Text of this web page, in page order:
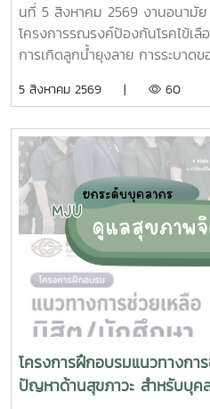
นที่ 5 สิงหาคม 2569 งานอนา
โครงการรณรงค์ป้องกันโรคไข้เ
การเกิดลูกน้ำยุงลาย การระบาดข
นักศึกษาจิตอาสา ร่วมกันสำรวจท
มหาวิทยาลัยแม่โจ้ ทั้งนี้ได้รับควา
กองกายภาพและสิ่งแวดล้อม
5 สิงหาคม 2569 | 60
โครงการฝึกอบรมแนวทางก
ปัญหาด้านสุขภาวะ สำหรับบุ